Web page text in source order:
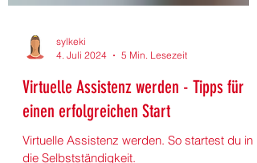
sylkeki
4. Juli 2024
5 Min. Lesezeit
Virtuelle Assistenz werden - Tipps für
einen erfolgreichen Start